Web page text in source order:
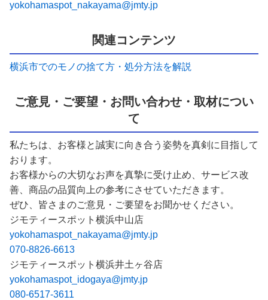
yokohamaspot_nakayama@jmty.jp
関連コンテンツ
横浜市でのモノの捨て方・処分方法を解説
ご意見・ご要望・お問い合わせ・取材につい
て
私たちは、お客様と誠実に向き合う姿勢を真剣に目指して
おります。
お客様からの大切なお声を真摯に受け止め、サービス改
善、商品の品質向上の参考にさせていただきます。
ぜひ、皆さまのご意見・ご要望をお聞かせください。
ジモティースポット横浜中山店
yokohamaspot_nakayama@jmty.jp
070-8826-6613
ジモティースポット横浜井土ヶ谷店
yokohamaspot_idogaya@jmty.jp
080-6517-3611